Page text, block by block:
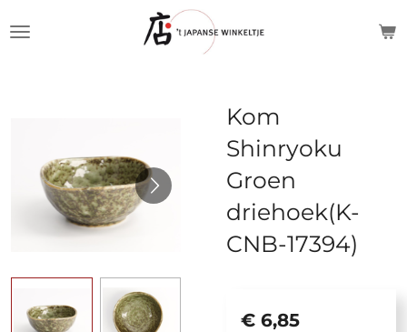
Kom
Shinryoku
Groen
driehoek(K-
CNB-17394)
€ 6,85